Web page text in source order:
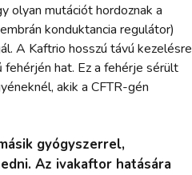
olyan mutációt hordoznak a
konduktancia regulátor)
A Kaftrio hosszú távú kezelésre
hat. Ez a fehérje sérült
akik a CFTR-gén
gyógyszerrel,
Az ivakaftor hatására